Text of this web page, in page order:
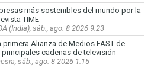
más sostenibles del mundo por la
TIME
(India), sáb., ago. 8 2026 9:23
Alianza de Medios FAST de
cadenas de televisión
sáb., ago. 8 2026 1:15